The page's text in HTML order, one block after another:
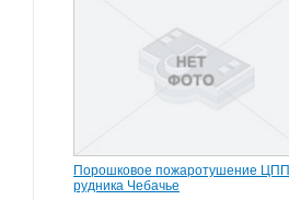
Порошковое пожаротушение ЦПП
рудника Чебачье